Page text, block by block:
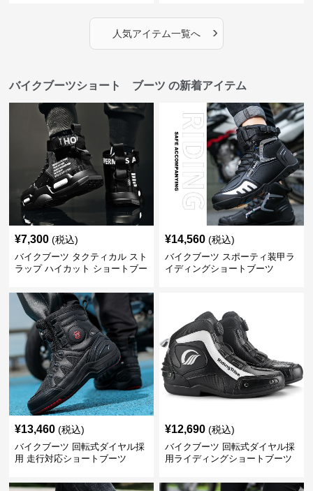
人気アイテム一覧へ ›
バイクブーツショート ブーツ の新着アイテム
¥7,300 (税込)
バイクブーツ タクティカル スト
ラップ ハイカット ショートブー
¥14,560 (税込)
バイクブーツ スポーティ装甲ラ
イディングショートブーツ
¥13,460 (税込)
バイクブーツ 回転式ダイヤル採
用 走行対応ショートブーツ
¥12,690 (税込)
バイクブーツ 回転式ダイヤル採
用ライディングショートブーツ